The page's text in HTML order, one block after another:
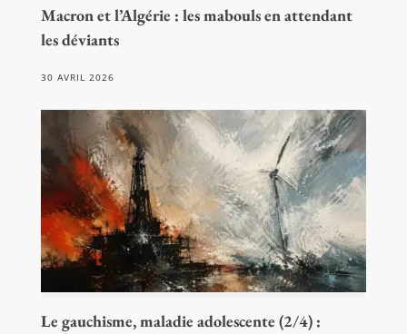
Macron et l’Algérie : les mabouls en attendant
les déviants
30 AVRIL 2026
Le gauchisme, maladie adolescente (2/4) :